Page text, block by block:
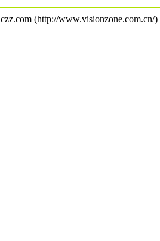
(http://www.visionzone.com.cn/)